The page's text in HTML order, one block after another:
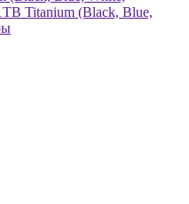
Titanium (Black, Blue,